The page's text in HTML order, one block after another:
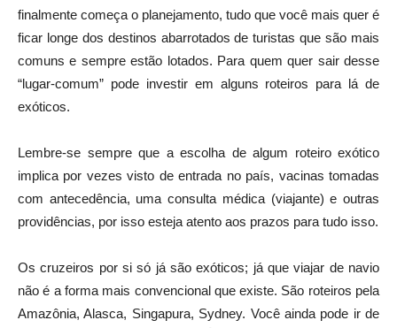
finalmente começa o planejamento, tudo que você mais quer é
ficar longe dos destinos abarrotados de turistas que são mais
comuns e sempre estão lotados. Para quem quer sair desse
“lugar-comum” pode investir em alguns roteiros para lá de
exóticos.
Lembre-se sempre que a escolha de algum roteiro exótico
implica por vezes visto de entrada no país, vacinas tomadas
com antecedência, uma consulta médica (viajante) e outras
providências, por isso esteja atento aos prazos para tudo isso.
Os cruzeiros por si só já são exóticos; já que viajar de navio
não é a forma mais convencional que existe. São roteiros pela
Amazônia, Alasca, Singapura, Sydney. Você ainda pode ir de